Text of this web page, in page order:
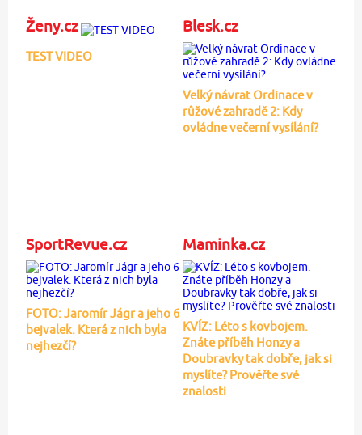
Ženy.cz
TEST VIDEO
Blesk.cz
Velký návrat Ordinace v
růžové zahradě 2: Kdy
ovládne večerní vysílání?
SportRevue.cz
FOTO: Jaromír Jágr a jeho 6
bejvalek. Která z nich byla
nejhezčí?
Maminka.cz
KVÍZ: Léto s kovbojem.
Znáte příběh Honzy a
Doubravky tak dobře, jak si
myslíte? Prověřte své
znalosti